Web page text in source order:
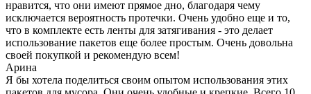
нравится, что они имеют прямое дно, благодаря чему
исключается вероятность протечки. Очень удобно еще и то,
что в комплекте есть ленты для затягивания - это делает
использование пакетов еще более простым. Очень довольна
своей покупкой и рекомендую всем!
Арина
Я бы хотела поделиться своим опытом использования этих